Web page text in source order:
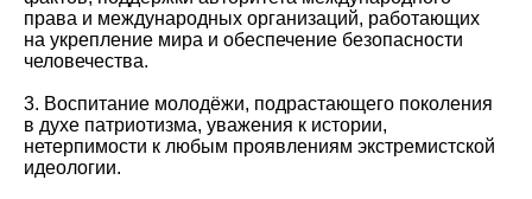
права и международных организаций, работающих
на укрепление мира и обеспечение безопасности
человечества.
3. Воспитание молодёжи, подрастающего поколения
в духе патриотизма, уважения к истории,
нетерпимости к любым проявлениям экстремистской
идеологии.